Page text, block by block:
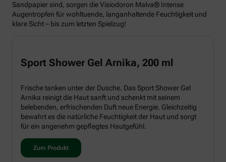
Sandpapier sind, sorgen die Visiodoron Malva® Intense
Augentropfen für wohltuende, langanhaltende Feuchtigkeit und
klare Sicht – bis zum letzten Spielzug!
Sport Shower Gel Arnika, 200 ml
Frische tanken unter der Dusche. Das Sport Shower Gel
Arnika reinigt die Haut sanft und schenkt mit seinem
belebenden, erfrischenden Duft neue Energie. Gleichzeitig
bewahrt es die natürliche Feuchtigkeit der Haut und sorgt
für ein angenehm gepflegtes Hautgefühl.
Zum Produkt